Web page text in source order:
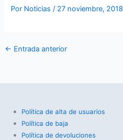
Por Noticias/ 27 noviembre, 2018
← Entrada anterior
Política de alta de usuarios
Política de baja
Política de devoluciones